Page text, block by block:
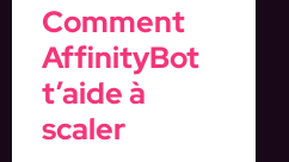
Comment
AffinityBot
t’aide à
scaler